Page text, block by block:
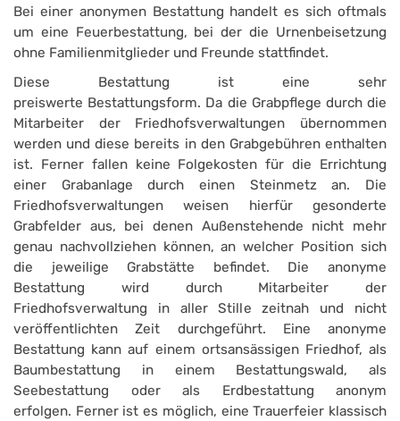
Bei einer anonymen Bestattung handelt es sich oftmals
um eine Feuerbestattung, bei der die Urnenbeisetzung
ohne Familienmitglieder und Freunde stattfindet.
Diese Bestattung ist eine sehr
preiswerte Bestattungsform. Da die Grabpflege durch die
Mitarbeiter der Friedhofsverwaltungen übernommen
werden und diese bereits in den Grabgebühren enthalten
ist. Ferner fallen keine Folgekosten für die Errichtung
einer Grabanlage durch einen Steinmetz an. Die
Friedhofsverwaltungen weisen hierfür gesonderte
Grabfelder aus, bei denen Außenstehende nicht mehr
genau nachvollziehen können, an welcher Position sich
die jeweilige Grabstätte befindet. Die anonyme
Bestattung wird durch Mitarbeiter der
Friedhofsverwaltung in aller Stille zeitnah und nicht
veröffentlichten Zeit durchgeführt. Eine anonyme
Bestattung kann auf einem ortsansässigen Friedhof, als
Baumbestattung in einem Bestattungswald, als
Seebestattung oder als Erdbestattung anonym
erfolgen. Ferner ist es möglich, eine Trauerfeier klassisch